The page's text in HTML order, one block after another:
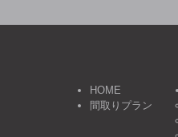
HOME
間取りプラン